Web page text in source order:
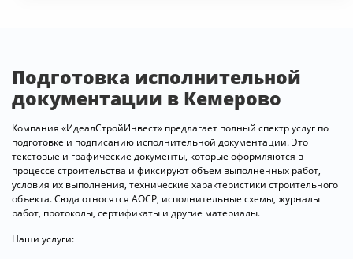
Подготовка исполнительной
документации в Кемерово
Компания «ИдеалСтройИнвест» предлагает полный спектр услуг по
подготовке и подписанию исполнительной документации. Это
текстовые и графические документы, которые оформляются в
процессе строительства и фиксируют объем выполненных работ,
условия их выполнения, технические характеристики строительного
объекта. Сюда относятся АОСР, исполнительные схемы, журналы
работ, протоколы, сертификаты и другие материалы.
Наши услуги: